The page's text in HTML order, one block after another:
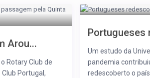
Arou...
Rotary Club de
Portugal,
Portugueses
Um estudo da
pandemia
redescoberto o